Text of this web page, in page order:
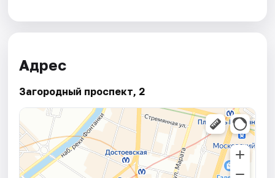
Адрес
Загородный проспект, 2